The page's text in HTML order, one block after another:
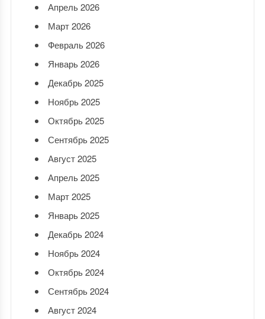
Апрель 2026
Март 2026
Февраль 2026
Январь 2026
Декабрь 2025
Ноябрь 2025
Октябрь 2025
Сентябрь 2025
Август 2025
Апрель 2025
Март 2025
Январь 2025
Декабрь 2024
Ноябрь 2024
Октябрь 2024
Сентябрь 2024
Август 2024